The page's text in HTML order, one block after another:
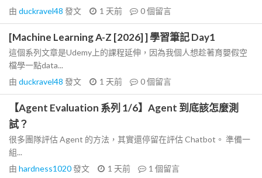
由 duckravel48 發文 1 天前 0個留言
[Machine Learning A-Z [2026] ] 學習筆記 Day1
這個系列文章是Udemy上的課程延伸，因為我個人想趁著育嬰假空
檔學一點data...
由 duckravel48 發文 1 天前 0個留言
【Agent Evaluation 系列 1/6】Agent 到底該怎麼測
試？
很多團隊評估 Agent 的方法，其實還停留在評估 Chatbot。 準備一
組...
由 hardness1020發文 1 天前 1 個留言